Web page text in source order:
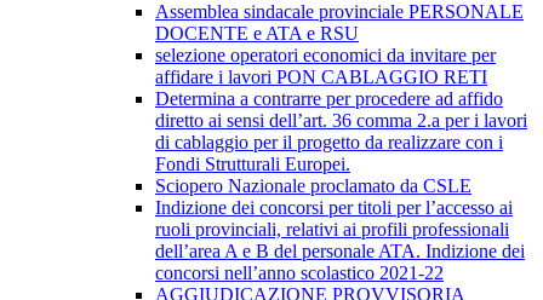
Assemblea sindacale provinciale PERSONALE
DOCENTE e ATA e RSU
selezione operatori economici da invitare per
affidare i lavori PON CABLAGGIO RETI
Determina a contrarre per procedere ad affido
diretto ai sensi dell’art. 36 comma 2.a per i lavori
di cablaggio per il progetto da realizzare con i
Fondi Strutturali Europei.
Sciopero Nazionale proclamato da CSLE
Indizione dei concorsi per titoli per l’accesso ai
ruoli provinciali, relativi ai profili professionali
dell’area A e B del personale ATA. Indizione dei
concorsi nell’anno scolastico 2021-22
AGGIUDICAZIONE PROVVISORIA